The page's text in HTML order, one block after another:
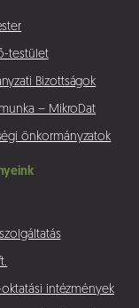
testület
Bizottságok
– MikroDat
önkormányzatok
intézmények